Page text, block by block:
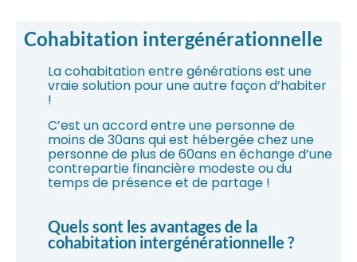
Cohabitation intergénérationnelle
La cohabitation entre générations est une
vraie solution pour une autre façon d’habiter
!
C’est un accord entre une personne de
moins de 30ans qui est hébergée chez une
personne de plus de 60ans en échange d’une
contrepartie financière modeste ou du
temps de présence et de partage !
Quels sont les avantages de la
cohabitation intergénérationnelle ?